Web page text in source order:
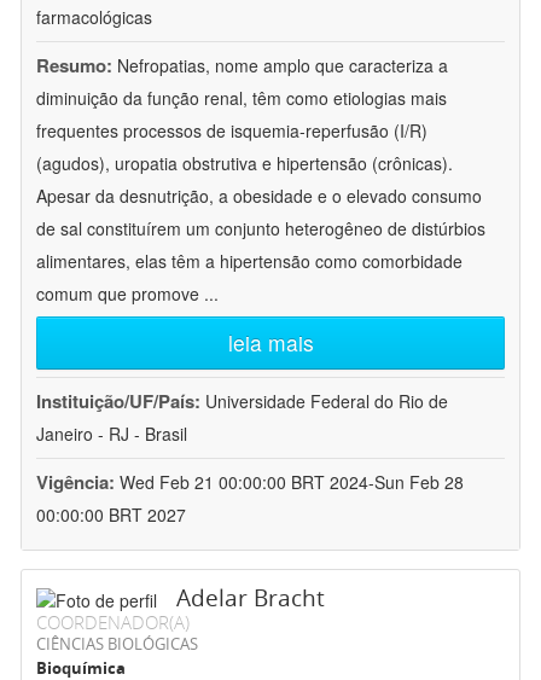
farmacológicas
Resumo: Nefropatias, nome amplo que caracteriza a
diminuição da função renal, têm como etiologias mais
frequentes processos de isquemia-reperfusão (I/R)
(agudos), uropatia obstrutiva e hipertensão (crônicas).
Apesar da desnutrição, a obesidade e o elevado consumo
de sal constituírem um conjunto heterogêneo de distúrbios
alimentares, elas têm a hipertensão como comorbidade
comum que promove ...
leia mais
Instituição/UF/País: Universidade Federal do Rio de
Janeiro - RJ - Brasil
Vigência: Wed Feb 21 00:00:00 BRT 2024-Sun Feb 28
00:00:00 BRT 2027
Adelar Bracht
COORDENADOR(A)
CIÊNCIAS BIOLÓGICAS
Bioquímica